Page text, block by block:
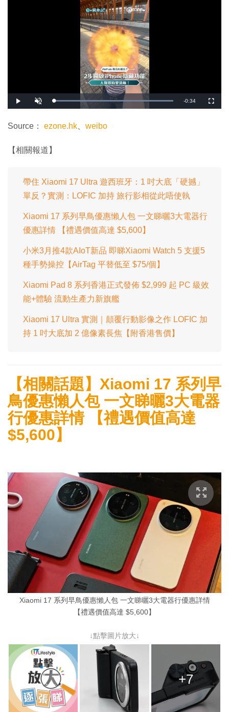
播
放
開
啟
載
入
剩
-0:34
全
螢
Source： ezone.hk weibo
【相關報道】
帶住 Xiaomi 17 Ultra 遊西班牙：1 吋大底「硬撼」
單反？實測：LOFIC 加持 旅行影相從此唔使執
Xiaomi 17 系列早鳥優惠懶人包 一文睇曬3大電器行
優惠詳情 【禮遇價值高達 $5,600】
小米3月推4款AIoT新品 即睇Xiaomi Watch 5 支援5
種手勢操控【AirTag 平替低至 $75/個】
Xiaomi Pad 8 系列香港正式發佈 $2,999 起 PC 級效
能+體驗 流動生產力新旗艦
Xiaomi 17 Ultra 實測｜顛覆行動影像之作 LOFIC 加
持 1 吋大底加 2 億像素長焦【附香港售價】
【相關話題】Xiaomi 17 系列早
鳥優惠懶人包 一文睇曬3大電器
行優惠詳情 【禮遇價值高達
$5,600】
Xiaomi 17 系列早鳥優惠懶人包 一文睇曬3大電器行優惠詳情
【禮遇價值高達 $5,600】
↓點擊圖片放大↓
+7